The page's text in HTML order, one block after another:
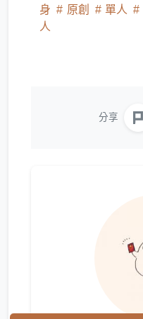
身
原創 單人
人
分享